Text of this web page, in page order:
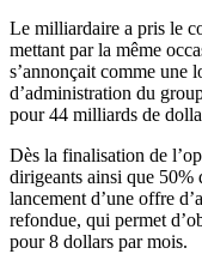
Le milliardaire a pris le
mettant par la même
s’annonçait comme une
d’administration du
pour 44 milliards de
Dès la finalisation de
dirigeants ainsi que 50%
lancement d’une offre
refondue, qui permet
pour 8 dollars par mois.